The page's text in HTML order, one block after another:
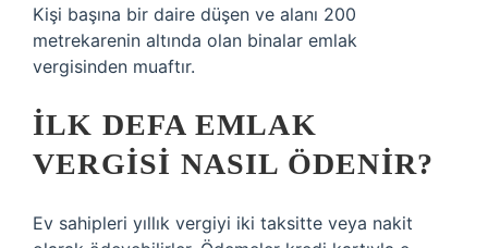
Kişi başına bir daire düşen ve alanı 200
metrekarenin altında olan binalar emlak
vergisinden muaftır.
İLK DEFA EMLAK
VERGISI NASIL ÖDENIR?
Ev sahipleri yıllık vergiyi iki taksitte veya nakit